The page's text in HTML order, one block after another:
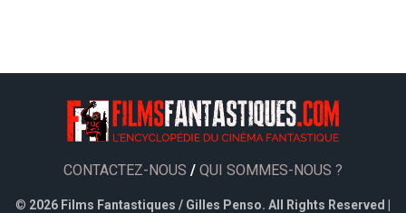
CONTACTEZ-NOUS / QUI SOMMES-NOUS ?
© 2026 Films Fantastiques / Gilles Penso. All Rights Reserved |